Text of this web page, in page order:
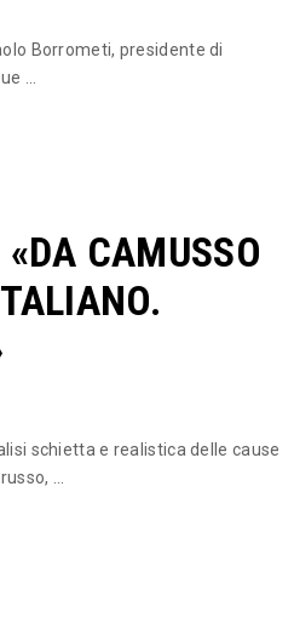
Borrometi, presidente di
...
CAMUSSO
schietta e realistica delle cause
...